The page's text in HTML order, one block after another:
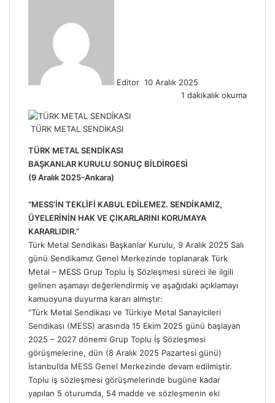
Editor o
n
10 Aralık 2025
1 dakikalık okuma
TÜRK METAL SENDİKASI
TÜRK METAL SENDİKASI
BAŞKANLAR KURULU SONUÇ BİLDİRGESİ
(9 Aralık 2025-Ankara)
“MESS’İN TEKLİFİ KABUL EDİLEMEZ. SENDİKAMIZ,
ÜYELERİNİN HAK VE ÇIKARLARINI KORUMAYA
KARARLIDIR.”
Türk Metal Sendikası Başkanlar Kurulu, 9 Aralık 2025 Salı
günü Sendikamız Genel Merkezinde toplanarak Türk
Metal – MESS Grup Toplu İş Sözleşmesi süreci ile ilgili
gelinen aşamayı değerlendirmiş ve aşağıdaki açıklamayı
kamuoyuna duyurma kararı almıştır:
“Türk Metal Sendikası ve Türkiye Metal Sanayicileri
Sendikası (MESS) arasında 15 Ekim 2025 günü başlayan
2025 – 2027 dönemi Grup Toplu İş Sözleşmesi
görüşmelerine, dün (8 Aralık 2025 Pazartesi günü)
İstanbul’da MESS Genel Merkezinde devam edilmiştir.
Toplu iş sözleşmesi görüşmelerinde bugüne kadar
yapılan 5 oturumda, 54 madde ve sözleşmenin eki